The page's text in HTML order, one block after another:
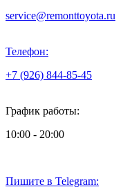
service@remonttoyota.ru
Телефон:
+7 (926) 844-85-45
График работы:
10:00 - 20:00
Пишите в Telegram: